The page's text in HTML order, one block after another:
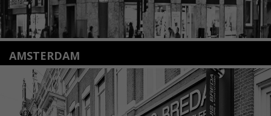
AMSTERDAM
Amstelveenseweg 135
1075 VX Amsterdam
+31 (0)20 2332546
info@kunsthuisamsterdam.nl